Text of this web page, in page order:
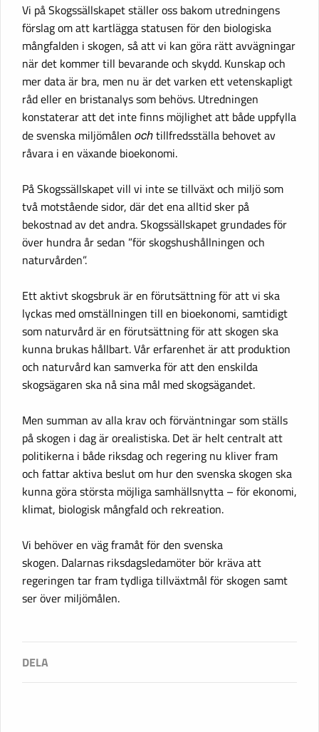
Vi på Skogssällskapet ställer oss bakom utredningens
förslag om att kartlägga statusen för den biologiska
mångfalden i skogen, så att vi kan göra rätt avvägningar
när det kommer till bevarande och skydd. Kunskap och
mer data är bra, men nu är det varken ett vetenskapligt
råd eller en bristanalys som behövs. Utredningen
konstaterar att det inte finns möjlighet att både uppfylla
de svenska miljömålen ochtillfredsställa behovet av
råvara i en växande bioekonomi.
På Skogssällskapet vill vi inte se tillväxt och miljö som
två motstående sidor, där det ena alltid sker på
bekostnad av det andra. Skogssällskapet grundades för
över hundra år sedan ”för skogshushållningen och
naturvården”.
Ett aktivt skogsbruk är en förutsättning för att vi ska
lyckas med omställningen till en bioekonomi, samtidigt
som naturvård är en förutsättning för att skogen ska
kunna brukas hållbart. Vår erfarenhet är att produktion
och naturvård kan samverka för att den enskilda
skogsägaren ska nå sina mål med skogsägandet.
Men summan av alla krav och förväntningar som ställs
på skogen i dag är orealistiska. Det är helt centralt att
politikerna i både riksdag och regering nu kliver fram
och fattar aktiva beslut om hur den svenska skogen ska
kunna göra största möjliga samhällsnytta – för ekonomi,
klimat, biologisk mångfald och rekreation.
Vi behöver en väg framåt för den svenska
skogen. Dalarnas riksdagsledamöter bör kräva att
regeringen tar fram tydliga tillväxtmål för skogen samt
ser över miljömålen.